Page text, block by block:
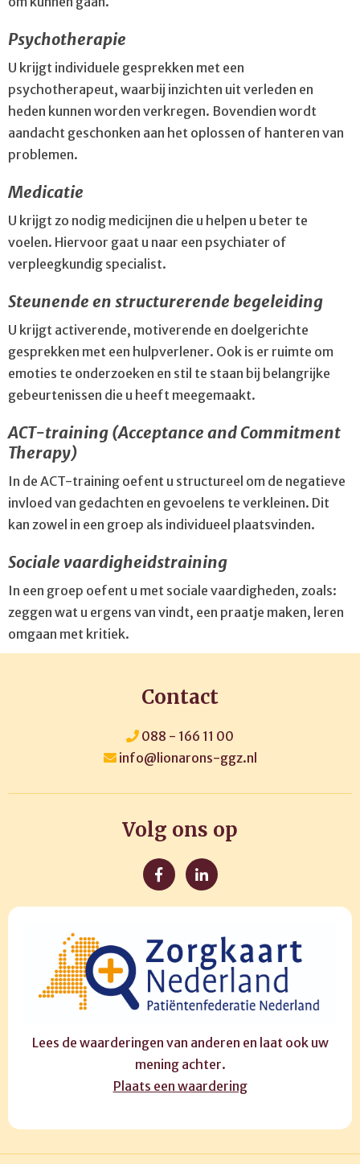
Psychotherapie
U krijgt individuele gesprekken met een
psychotherapeut, waarbij inzichten uit verleden en
heden kunnen worden verkregen. Bovendien wordt
aandacht geschonken aan het oplossen of hanteren van
problemen.
Medicatie
U krijgt zo nodig medicijnen die u helpen u beter te
voelen. Hiervoor gaat u naar een psychiater of
verpleegkundig specialist.
Steunende en structurerende begeleiding
U krijgt activerende, motiverende en doelgerichte
gesprekken met een hulpverlener. Ook is er ruimte om
emoties te onderzoeken en stil te staan bij belangrijke
gebeurtenissen die u heeft meegemaakt.
ACT-training (Acceptance and Commitment
Therapy)
In de ACT-training oefent u structureel om de negatieve
invloed van gedachten en gevoelens te verkleinen. Dit
kan zowel in een groep als individueel plaatsvinden.
Sociale vaardigheidstraining
In een groep oefent u met sociale vaardigheden, zoals:
zeggen wat u ergens van vindt, een praatje maken, leren
omgaan met kritiek.
Contact
088 - 166 11 00
info@lionarons-ggz.nl
Volg ons op
Lees de waarderingen van anderen en laat ook uw
mening achter.
Plaats een waardering